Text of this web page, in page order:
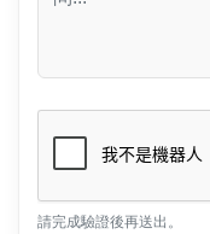
請完成驗證後再送出。